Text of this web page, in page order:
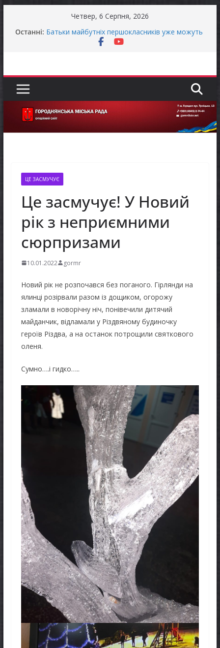
Четвер, 6 Серпня, 2026
Останні: влади та бізнесу»
Батьки майбутніх першокласників уже можуть
громади справжньою літньою спекою
присудження Премії Кабінету Міністрів України
енергетичної стійкості України
До уваги представників бізнесу!
ЦЕ ЗАСМУЧУЄ
Це засмучує! У Новий
рік з неприємними
сюрпризами
10.01.2022 gormr
Новий рік не розпочався без поганого. Гірлянди на
ялинці розірвали разом із дощиком, огорожу
зламали в новорічну ніч, понівечили дитячий
майданчик, відламали у Різдвяному будиночку
героїв Різдва, а на останок потрощили святкового
оленя.
Сумно….і гидко…..